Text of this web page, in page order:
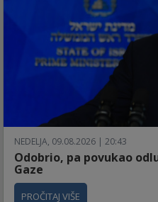
NEDELJA, 09.08.2026 | 20:43
Odobrio, pa povukao
Gaze
PROČITAJ VIŠE